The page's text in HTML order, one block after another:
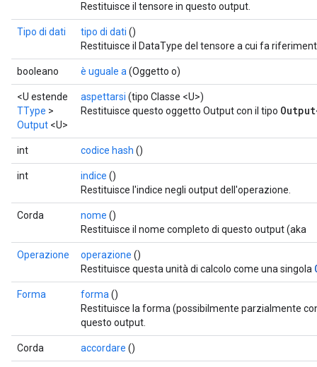
Restituisce il tensore in questo output.
Tipo di dati tipo di dati ()
Restituisce il DataType del tensore a cui fa
booleano è uguale a (Oggetto o)
<U estende
TType >
Output <U>
aspettarsi (tipo Classe <U>)
Restituisce questo oggetto Output con il tipo
int codice hash ()
int indice ()
Restituisce l'indice negli output dell'operazione.
Corda nome ()
Restituisce il nome completo di questo output (aka
Operazione operazione ()
Restituisce questa unità di calcolo come una singola
Forma forma ()
Restituisce la forma (possibilmente parzialmente
questo output.
Corda accordare ()